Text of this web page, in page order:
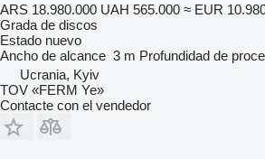
ARS 18.980.000 UAH 565.000 ≈ EUR
Grada de discos
Estado nuevo
Ancho de alcance 3 m Profundidad de
Ucrania, Kyiv
TOV «FERM Ye»
Contacte con el vendedor